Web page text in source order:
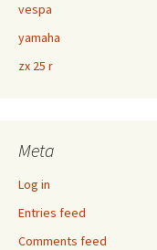
vespa
yamaha
zx 25 r
Meta
Log in
Entries feed
Comments feed